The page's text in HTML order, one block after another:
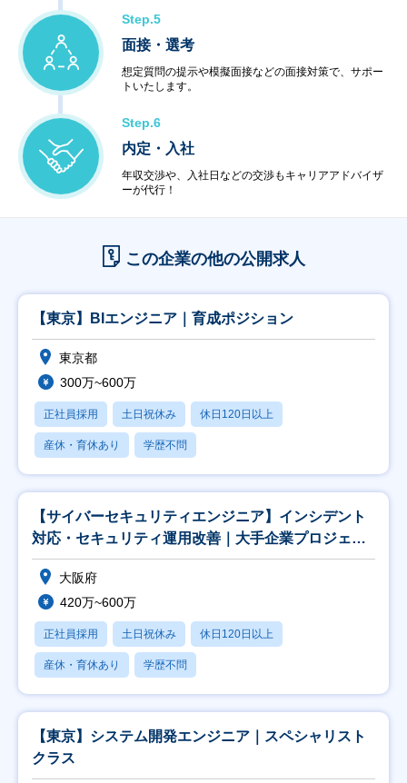
Step.5
面接・選考
想定質問の提示や模擬面接などの面接対策で、サポー
トいたします。
Step.6
内定・入社
年収交渉や、入社日などの交渉もキャリアアドバイザ
ーが代行！
この企業の他の公開求人
【東京】BIエンジニア｜育成ポジション
東京都
300万~600万
正社員採用 土日祝休み 休日120日以上
産休・育休あり 学歴不問
【サイバーセキュリティエンジニア】インシデント
対応・セキュリティ運用改善｜大手企業プロジェク
ト
大阪府
420万~600万
正社員採用 土日祝休み 休日120日以上
産休・育休あり 学歴不問
【東京】システム開発エンジニア｜スペシャリスト
クラス